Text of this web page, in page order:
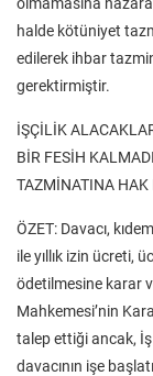
halde kötüniyet
edilerek ihbar
gerektirmiştir.
İŞÇİLİK
BİR FESİH
TAZMİNATINA
ÖZET: Davacı,
ile yıllık izin ücreti,
ödetilmesine karar
Mahkemesi’nin
talep ettiği ancak,
davacının işe